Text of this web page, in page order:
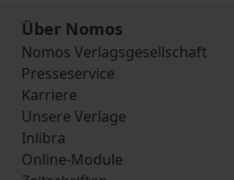
Über Nomos
Nomos Verlagsgesellschaft
Presseservice
Karriere
Unsere Verlage
Inlibra
Online-Module